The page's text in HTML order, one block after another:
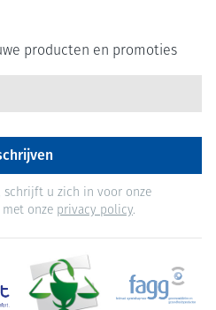
producten en promoties
schrijft u zich in voor onze
onze privacy policy.